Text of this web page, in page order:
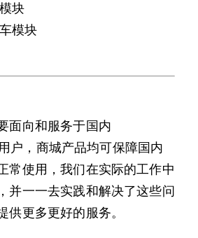
块
模块
面向和服务于国内
户，商城产品均可保障国内
常使用，我们在实际的工作中
并一一去实践和解决了这些问
供更多更好的服务。